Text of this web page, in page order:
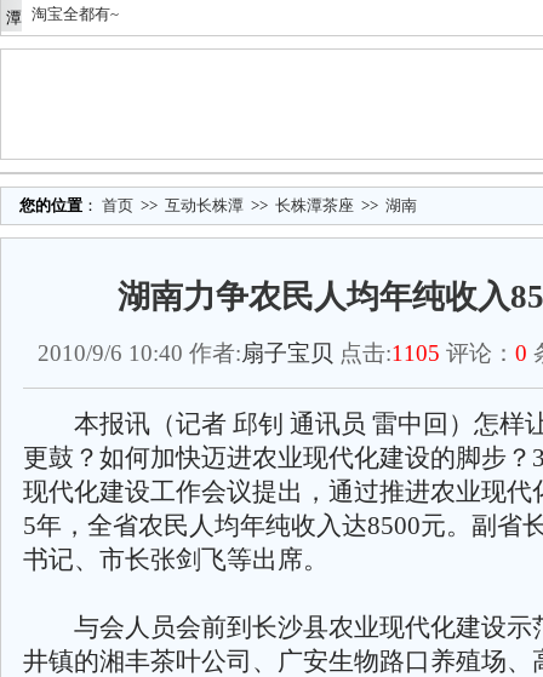
潭 淘宝全都有~
您的位置 ： 首页 >> 互动长株潭 >> 长株潭茶座 >> 湖南
湖南力争农民人均年纯收入
2010/9/6 10:40 作者:扇子宝贝 点击:1105 评论： 0
本报讯（记者 邱钊 通讯员 雷中回）怎样
更鼓？如何加快迈进农业现代化建设的脚步？
现代化建设工作会议提出，通过推进农业现代
5年，全省农民人均年纯收入达8500元。副省
书记、市长张剑飞等出席。
与会人员会前到长沙县农业现代化建设示
井镇的湘丰茶叶公司、广安生物路口养殖场、